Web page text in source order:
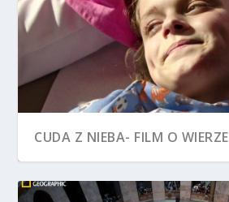
CUDA Z NIEBA- FILM O WIERZE